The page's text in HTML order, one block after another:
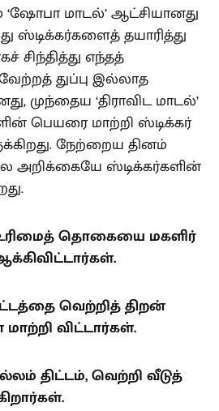
மாடல்’ ஆட்சியானது
ஸ்டிக்கர்களைத் தயாரித்து
சிந்தித்து எந்தத்
துப்பு இல்லாத
முந்தைய ‘திராவிட மாடல்’
பெயரை மாற்றி ஸ்டிக்கர்
நேற்றைய தினம்
அறிக்கையே ஸ்டிக்கர்களின்
தொகையை மகளிர்
வெற்றித் திறன்
மாற்றி விட்டார்கள்.
திட்டம், வெற்றி வீடுத்